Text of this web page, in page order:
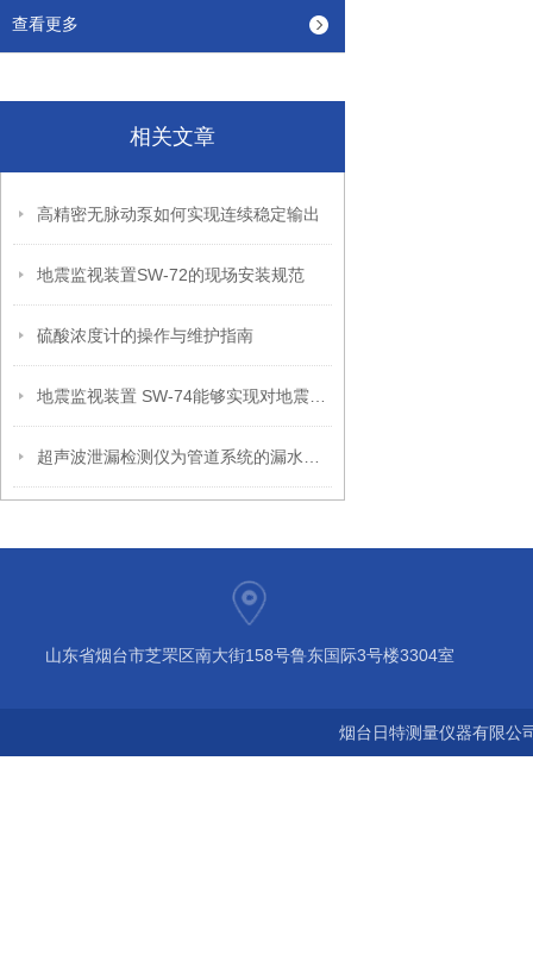
查看更多
相关文章
高精密无脉动泵如何实现连续稳定输出
地震监视装置SW-72的现场安装规范
硫酸浓度计的操作与维护指南
山东省烟台市芝罘区南大街158号鲁东国际3号楼3304室
烟台日特测量仪器有限